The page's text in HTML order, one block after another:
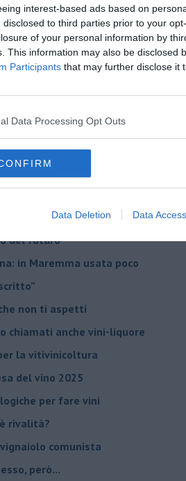
interest-based ads based on
disclosed to third parties prior to your
of your personal information by
This information may also be disclosed
Participants that may further disclose it
Data Processing Opt Outs
Data Deletion Data Access
Stronchi
miglioreranno la qualità
arricchendo
del futuro
in Maremma usata poco
non ti aspetti
chiamati anche vini-liquore
la vitivinicoltura
del vino 2025
per fare vini
rivalità?
comunista
però...